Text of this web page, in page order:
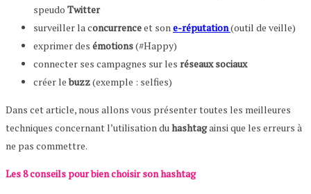
speudo Twitter
surveiller la concurrenceet sone-réputation(outil de veille)
exprimer des émotions(#Happy)
connecter ses campagnes sur les réseaux sociaux
créer lebuzz(exemple : selfies)
Dans cet article, nous allons vous présenter toutes les meilleures
techniques concernant l’utilisation duhashtagainsi que les erreurs à
ne pas commettre.
Les 8 conseils pour bien choisir son hashtag